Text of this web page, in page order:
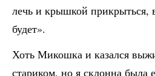
лечь и крышкой прикрыться,
будет».
Хоть Микошка и казался
стариком, но я склонна была